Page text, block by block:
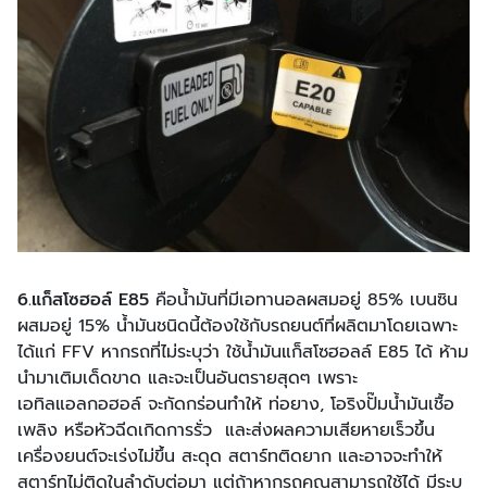
6.แก็สโซฮอล์ E85 คือน้ำมันที่มีเอทานอลผสมอยู่ 85% เบนซิน
ผสมอยู่ 15% น้ำมันชนิดนี้ต้องใช้กับรถยนต์ที่ผลิตมาโดยเฉพาะ
ได้แก่ FFV หากรถที่ไม่ระบุว่า ใช้น้ำมันแก็สโซฮอลล์ E85 ได้ ห้าม
นำมาเติมเด็ดขาด และจะเป็นอันตรายสุดๆ เพราะ
เอทิลแอลกอฮอล์ จะกัดกร่อนทำให้ ท่อยาง, โอริงปั๊มน้ำมันเชื้อ
เพลิง หรือหัวฉีดเกิดการรั่ว และส่งผลความเสียหายเร็วขึ้น
เครื่องยนต์จะเร่งไม่ขึ้น สะดุด สตาร์ทติดยาก และอาจจะทำให้
สตาร์ทไม่ติดในลำดับต่อมา แต่ถ้าหากรถคุณสามารถใช้ได้ มีระบุ